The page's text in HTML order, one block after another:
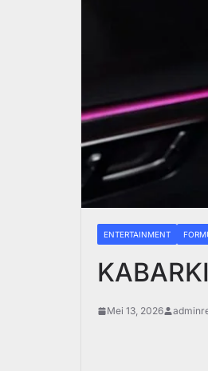
ENTERTAINMENT
Mei 13, 2026